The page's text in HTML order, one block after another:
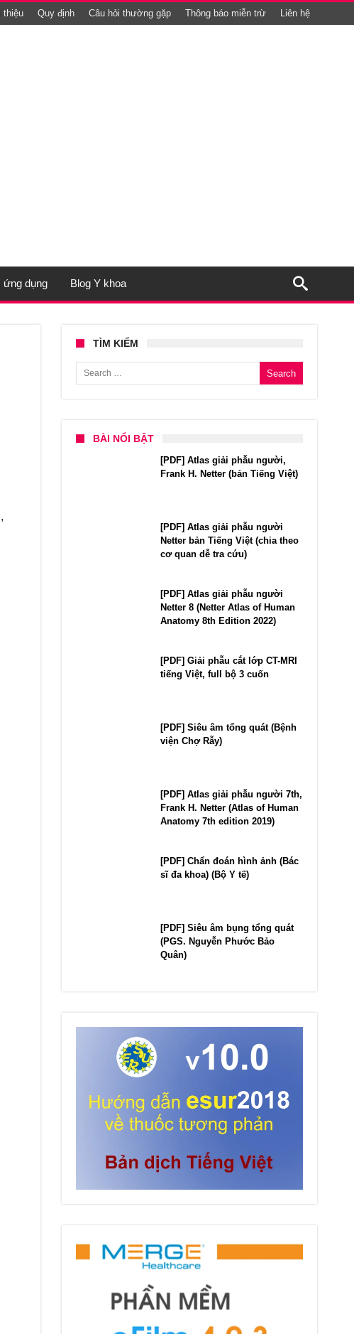
thiệu Quy định Câu hỏi thường gặp Thông báo miễn trừ Liên hệ
ứng dụng Blog Y khoa
,
TÌM KIẾM
Search for:
BÀI NỔI BẬT
[PDF] Atlas giải phẫu người,
Frank H. Netter (bản Tiếng Việt)
[PDF] Atlas giải phẫu người
Netter bản Tiếng Việt (chia theo
cơ quan dễ tra cứu)
[PDF] Atlas giải phẫu người
Netter 8 (Netter Atlas of Human
Anatomy 8th Edition 2022)
[PDF] Giải phẫu cắt lớp CT-MRI
tiếng Việt, full bộ 3 cuốn
[PDF] Siêu âm tổng quát (Bệnh
viện Chợ Rẫy)
[PDF] Atlas giải phẫu người 7th,
Frank H. Netter (Atlas of Human
Anatomy 7th edition 2019)
[PDF] Chẩn đoán hình ảnh (Bác
sĩ đa khoa) (Bộ Y tế)
[PDF] Siêu âm bụng tổng quát
(PGS. Nguyễn Phước Bảo
Quân)